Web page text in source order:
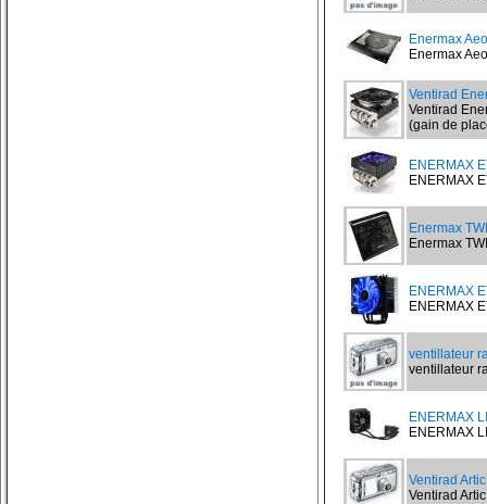
Enermax
Enermax
Ventirad
Ventirad
(gain de
ENERMAX
ENERMAX
Enermax
Enermax
ENERMAX
ENERMAX
ventillateur
ventillateur
ENERMAX
ENERMAX
Ventirad
Ventirad